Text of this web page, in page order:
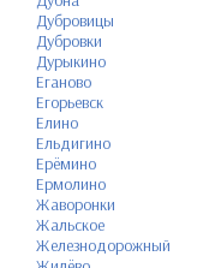
Дубровицы
Дубровки
Дурыкино
Еганово
Егорьевск
Елино
Ельдигино
Ерёмино
Ермолино
Жаворонки
Жальское
Железнодорожный